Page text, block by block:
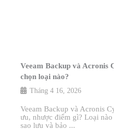
Veeam Backup và Acronis
chọn loại nào?
Tháng 4 16, 2026
Veeam Backup và Acronis
ưu, nhược điểm gì? Loại
sao lưu và bảo ...